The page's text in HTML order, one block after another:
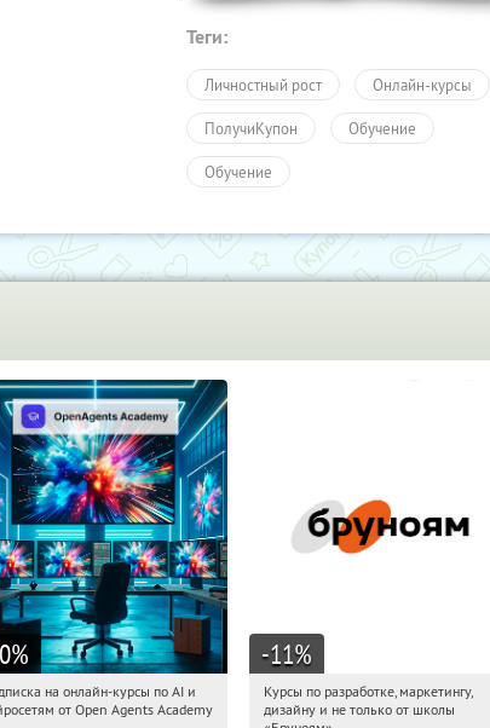
Теги:
Личностный рост Онлайн-курсы
ПолучиКупон Обучение
Обучение
%
11:54:40 Получили:
на онлайн-курсы по AI и
от Open Agents Academy
-11%
11:54:40
Получи первым!
Курсы по разработке, маркетингу,
дизайну и не только от школы